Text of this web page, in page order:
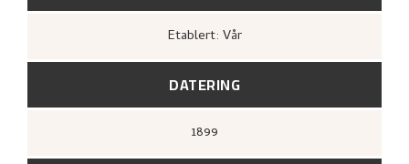
Etablert: Vår
DATERING
1899